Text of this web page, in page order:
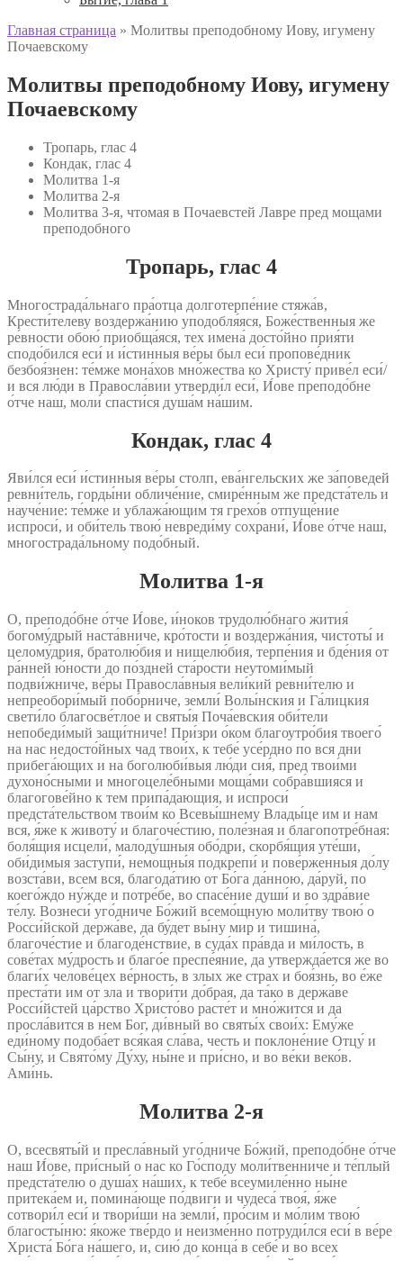
Главная страница » Молитвы преподобному Иову, игумену
Почаевскому
Молитвы преподобному Иову, игумену
Почаевскому
Тропарь, глас 4
Кондак, глас 4
Молитва 1‑я
Молитва 2‑я
Молитва 3‑я, чтомая в Почаевстей Лавре пред мощами
преподобного
Тропарь, глас 4
Многострада́льнаго пра́отца долготерпе́ние стяжа́в,
Крести́телеву воздержа́нию уподобля́яся, Боже́ственныя же
ре́вности обою́ приобща́яся, тех имена́ досто́йно прия́ти
сподо́бился еси́ и и́стинныя ве́ры был еси́ пропове́дник
безбоя́знен: те́мже мона́хов мно́жества ко Христу́ приве́л еси́/
и вся лю́ди в Правосла́вии утверди́л еси́, И́ове преподо́бне
о́тче наш, моли́ спасти́ся душа́м на́шим.
Кондак, глас 4
Яви́лся еси́ и́стинныя ве́ры столп, ева́нгельских же за́поведей
ревни́тель, горды́ни обличе́ние, смире́нным же предста́тель и
науче́ние: те́мже и ублажа́ющим тя грехо́в отпуще́ние
испроси́, и оби́тель твою́ невреди́му сохрани́, И́ове о́тче наш,
многострада́льному подо́бный.
Молитва 1‑я
О, преподо́бне о́тче И́ове, и́ноков трудолю́бнаго жития́
богому́дрый наста́вниче, кро́тости и воздержа́ния, чистоты́ и
целому́дрия, братолю́бия и нищелю́бия, терпе́ния и бде́ния от
ра́нней ю́ности до по́здней ста́рости неутоми́мый
подви́жниче, ве́ры Правосла́вныя вели́кий ревни́телю и
непреобори́мый побо́рниче, земли́ Волы́нския и Га́лицкия
свети́ло благосве́тлое и святы́я Поча́евския оби́тели
непобеди́мый защи́тниче! При́зри о́ком благоутро́бия твоего́
на нас недосто́йных чад твои́х, к тебе́ усе́рдно по вся дни
прибега́ющих и на боголюби́выя лю́ди сия́, пред твои́ми
духоно́сными и многоцеле́бными моща́ми собра́вшияся и
благогове́йно к тем припа́дающия, и испроси́
предста́тельством твои́м ко Всевы́шнему Влады́це им и нам
вся, я́же к животу́ и благоче́стию, поле́зная и благопотре́бная:
боля́щия исцели́, малоду́шныя обо́дри, скорбя́щия уте́ши,
оби́димыя заступи́, немощны́я подкрепи́ и пове́рженныя до́лу
возста́ви, всем вся, благода́тию от Бо́га да́нною, да́руй, по
коего́ждо ну́жде и потре́бе, во спасе́ние души́ и во здра́вие
те́лу. Вознеси́ уго́дниче Бо́жий всемо́щную моли́тву твою́ о
Росси́йской держа́ве, да бу́дет вы́ну мир и тишина́,
благоче́стие и благоде́нствие, в суда́х пра́вда и ми́лость, в
сове́тах му́дрость и благо́е преспе́яние, да утвержда́ется же во
благи́х челове́цех ве́рность, в злых же страх и боя́знь, во е́же
преста́ти им от зла и твори́ти до́брая, да та́ко в держа́ве
Росси́йстей ца́рство Христо́во расте́т и мно́жится и да
просла́вится в нем Бог, ди́вный во святы́х свои́х: Ему́же
еди́ному подоба́ет вся́кая сла́ва, честь и поклоне́ние Отцу́ и
Сы́ну, и Свято́му Ду́ху, ны́не и при́сно, и во ве́ки веко́в.
Ами́нь.
Молитва 2‑я
О, всесвяты́й и пресла́вный уго́дниче Бо́жий, преподо́бне о́тче
наш И́ове, при́сный о нас ко Го́споду моли́твенниче и те́плый
предста́телю о душа́х на́ших, к тебе́ всеумиле́нно ны́не
притека́ем и, помина́юще по́двиги и чудеса́ твоя́, я́же
сотвори́л еси́ и твори́ши на земли́, про́сим и мо́лим твою́
благосты́ню: я́коже тве́рдо и неизме́нно потруди́лся еси́ в ве́ре
Христа́ Бо́га на́шего, и, сию́ до конца́ в себе́ и во всех